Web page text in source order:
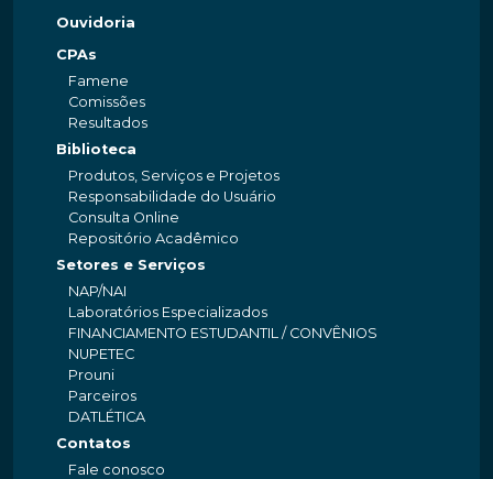
Ouvidoria
CPAs
Famene
Comissões
Resultados
Biblioteca
Produtos, Serviços e Projetos
Responsabilidade do Usuário
Consulta Online
Repositório Acadêmico
Setores e Serviços
NAP/NAI
Laboratórios Especializados
FINANCIAMENTO ESTUDANTIL / CONVÊNIOS
NUPETEC
Prouni
Parceiros
DATLÉTICA
Contatos
Fale conosco